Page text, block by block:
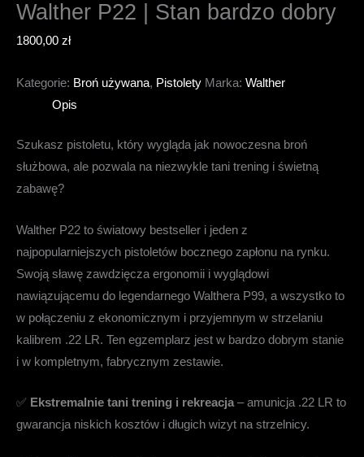
Walther P22 | Stan bardzo dobry
1800,00 zł
Kategorie: Broń używana, Pistolety Marka: Walther
Opis
Szukasz pistoletu, który wygląda jak nowoczesna broń
służbowa, ale pozwala na niezwykle tani trening i świetną
zabawę?
Walther P22 to światowy bestseller i jeden z
najpopularniejszych pistoletów bocznego zapłonu na rynku.
Swoją sławę zawdzięcza ergonomii i wyglądowi
nawiązującemu do legendarnego Walthera P99, a wszystko to
w połączeniu z ekonomicznym i przyjemnym w strzelaniu
kalibrem .22 LR. Ten egzemplarz jest w bardzo dobrym stanie
i w kompletnym, fabrycznym zestawie.
✅ Ekstremalnie tani trening i rekreacja – amunicja .22 LR to
gwarancja niskich kosztów i długich wizyt na strzelnicy.